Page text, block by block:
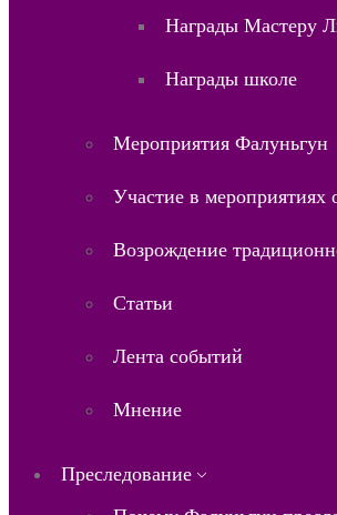
Награды Мастеру
Награды школе
Мероприятия Фалуньгун
Участие в мероприятиях
Возрождение
Статьи
Лента событий
Мнение
Преследование